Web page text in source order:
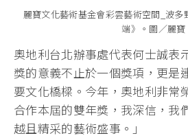
麗寶文化藝術基金會彩雲藝術空間_波多
端》。圖／麗寶
奧地利台北辦事處代表何士誠表
獎的意義不止於一個獎項，更是
要文化橋樑。今年，奧地利非常
合作本屆的雙年獎，我深信，我
越且精采的藝術盛事。」